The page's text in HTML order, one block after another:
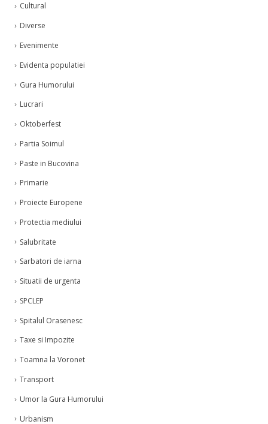
Cultural
Diverse
Evenimente
Evidenta populatiei
Gura Humorului
Lucrari
Oktoberfest
Partia Soimul
Paste in Bucovina
Primarie
Proiecte Europene
Protectia mediului
Salubritate
Sarbatori de iarna
Situatii de urgenta
SPCLEP
Spitalul Orasenesc
Taxe si Impozite
Toamna la Voronet
Transport
Umor la Gura Humorului
Urbanism